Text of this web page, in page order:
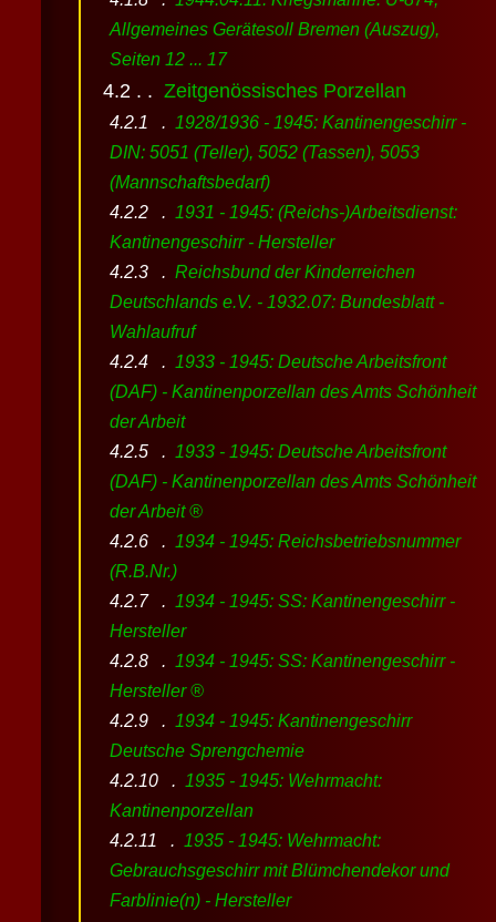
Allgemeines Gerätesoll Bremen (Auszug),
Seiten 12 ... 17
Zeitgenössisches Porzellan
1928/1936 - 1945: Kantinengeschirr -
DIN: 5051 (Teller), 5052 (Tassen), 5053
(Mannschaftsbedarf)
1931 - 1945: (Reichs-)Arbeitsdienst:
Kantinengeschirr - Hersteller
Reichsbund der Kinderreichen
Deutschlands e.V. - 1932.07: Bundesblatt -
Wahlaufruf
1933 - 1945: Deutsche Arbeitsfront
(DAF) - Kantinenporzellan des Amts Schönheit
der Arbeit
1933 - 1945: Deutsche Arbeitsfront
(DAF) - Kantinenporzellan des Amts Schönheit
der Arbeit ®
1934 - 1945: Reichsbetriebsnummer
(R.B.Nr.)
1934 - 1945: SS: Kantinengeschirr -
Hersteller
1934 - 1945: SS: Kantinengeschirr -
Hersteller ®
1934 - 1945: Kantinengeschirr
Deutsche Sprengchemie
1935 - 1945: Wehrmacht:
Kantinenporzellan
1935 - 1945: Wehrmacht:
Gebrauchsgeschirr mit Blümchendekor und
Farblinie(n) - Hersteller